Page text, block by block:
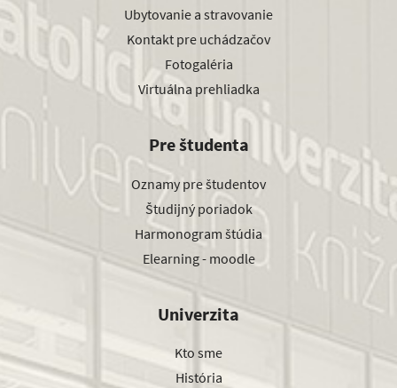
Ubytovanie a stravovanie
Kontakt pre uchádzačov
Fotogaléria
Virtuálna prehliadka
Pre študenta
Oznamy pre študentov
Študijný poriadok
Harmonogram štúdia
Elearning - moodle
Univerzita
Kto sme
História